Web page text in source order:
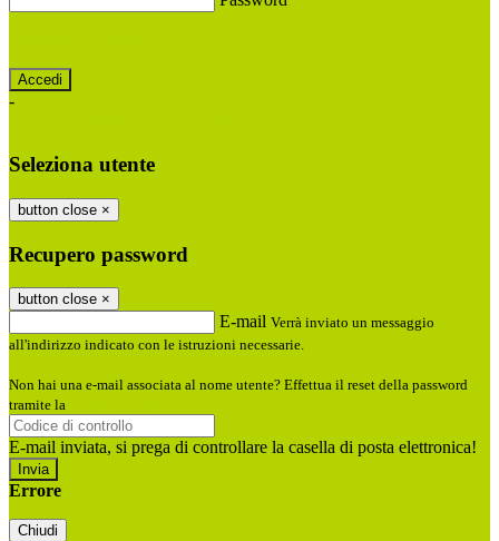
-
Seleziona utente
button close ×
Recupero password
button close ×
E-mail Verrà inviato un messaggio
all'indirizzo indicato con le istruzioni necessarie.
Non hai una e-mail associata al nome utente? Effettua il reset della password
tramite la
E-mail inviata, si prega di controllare la casella di posta elettronica!
Errore
Chiudi